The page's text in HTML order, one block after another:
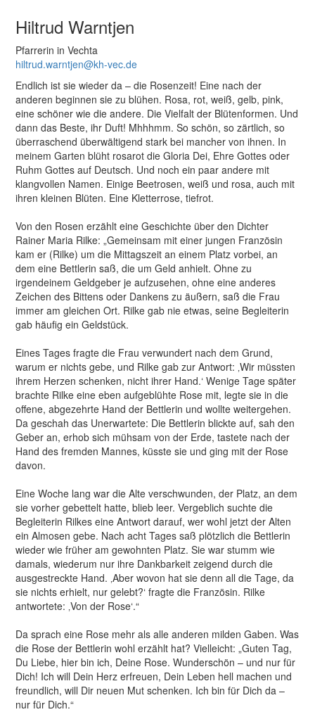
Hiltrud Warntjen
Pfarrerin in Vechta
hiltrud.warntjen@kh-vec.de
Endlich ist sie wieder da – die Rosenzeit! Eine nach der
anderen beginnen sie zu blühen. Rosa, rot, weiß, gelb, pink,
eine schöner wie die andere. Die Vielfalt der Blütenformen. Und
dann das Beste, ihr Duft! Mhhhmm. So schön, so zärtlich, so
überraschend überwältigend stark bei mancher von ihnen. In
meinem Garten blüht rosarot die Gloria Dei, Ehre Gottes oder
Ruhm Gottes auf Deutsch. Und noch ein paar andere mit
klangvollen Namen. Einige Beetrosen, weiß und rosa, auch mit
ihren kleinen Blüten. Eine Kletterrose, tiefrot.
Von den Rosen erzählt eine Geschichte über den Dichter
Rainer Maria Rilke: „Gemeinsam mit einer jungen Französin
kam er (Rilke) um die Mittagszeit an einem Platz vorbei, an
dem eine Bettlerin saß, die um Geld anhielt. Ohne zu
irgendeinem Geldgeber je aufzusehen, ohne eine anderes
Zeichen des Bittens oder Dankens zu äußern, saß die Frau
immer am gleichen Ort. Rilke gab nie etwas, seine Begleiterin
gab häufig ein Geldstück.
Eines Tages fragte die Frau verwundert nach dem Grund,
warum er nichts gebe, und Rilke gab zur Antwort: ‚Wir müssten
ihrem Herzen schenken, nicht ihrer Hand.‘ Wenige Tage später
brachte Rilke eine eben aufgeblühte Rose mit, legte sie in die
offene, abgezehrte Hand der Bettlerin und wollte weitergehen.
Da geschah das Unerwartete: Die Bettlerin blickte auf, sah den
Geber an, erhob sich mühsam von der Erde, tastete nach der
Hand des fremden Mannes, küsste sie und ging mit der Rose
davon.
Eine Woche lang war die Alte verschwunden, der Platz, an dem
sie vorher gebettelt hatte, blieb leer. Vergeblich suchte die
Begleiterin Rilkes eine Antwort darauf, wer wohl jetzt der Alten
ein Almosen gebe. Nach acht Tages saß plötzlich die Bettlerin
wieder wie früher am gewohnten Platz. Sie war stumm wie
damals, wiederum nur ihre Dankbarkeit zeigend durch die
ausgestreckte Hand. ‚Aber wovon hat sie denn all die Tage, da
sie nichts erhielt, nur gelebt?‘ fragte die Französin. Rilke
antwortete: ‚Von der Rose‘.“
Da sprach eine Rose mehr als alle anderen milden Gaben. Was
die Rose der Bettlerin wohl erzählt hat? Vielleicht: „Guten Tag,
Du Liebe, hier bin ich, Deine Rose. Wunderschön – und nur für
Dich! Ich will Dein Herz erfreuen, Dein Leben hell machen und
freundlich, will Dir neuen Mut schenken. Ich bin für Dich da –
nur für Dich.“